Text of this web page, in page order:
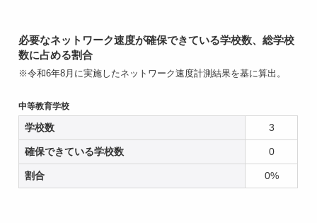
必要なネットワーク速度が確保できている学校数、総学校
数に占める割合
※令和6年8月に実施したネットワーク速度計測結果を基に算出。
中等教育学校
学校数 3
確保できている学校数 0
割合 0%